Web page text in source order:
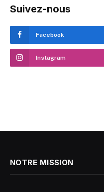
Suivez-nous
Facebook
Instagram
NOTRE MISSION